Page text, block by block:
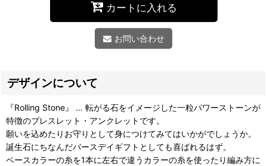
カートに入れる
お問い合わせ
デザインについて
『Rolling Stone』 … 転がる石をイメージした一粒パワーストーンが
特徴のブレスレット・アンクレットです。
願いを込めたりお守りとして身につけてみてはいかがでしょうか。
誕生石にちなんだバースデイギフトとしても喜ばれるはず。
ベースカラーの糸を1本に左右で違うカラーの糸を使ったり編み方に